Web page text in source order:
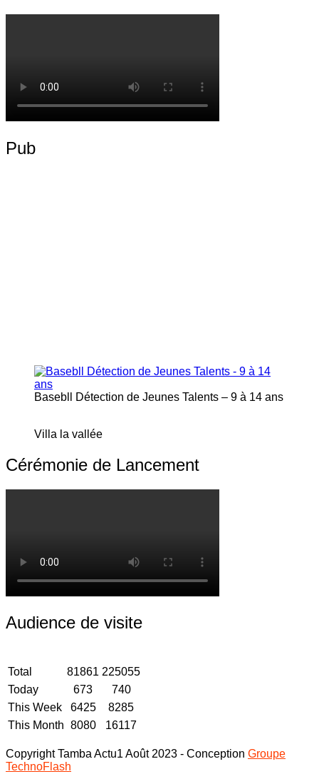
Pub
Basebll Détection de Jeunes Talents – 9 à 14 ans
Villa la vallée
Cérémonie de Lancement
Audience de visite
Total 81861 225055
Today
673
740
This Week
6425
8285
This Month 8080 16117
Copyright Tamba Actu1 Août 2023 - Conception Groupe
TechnoFlash